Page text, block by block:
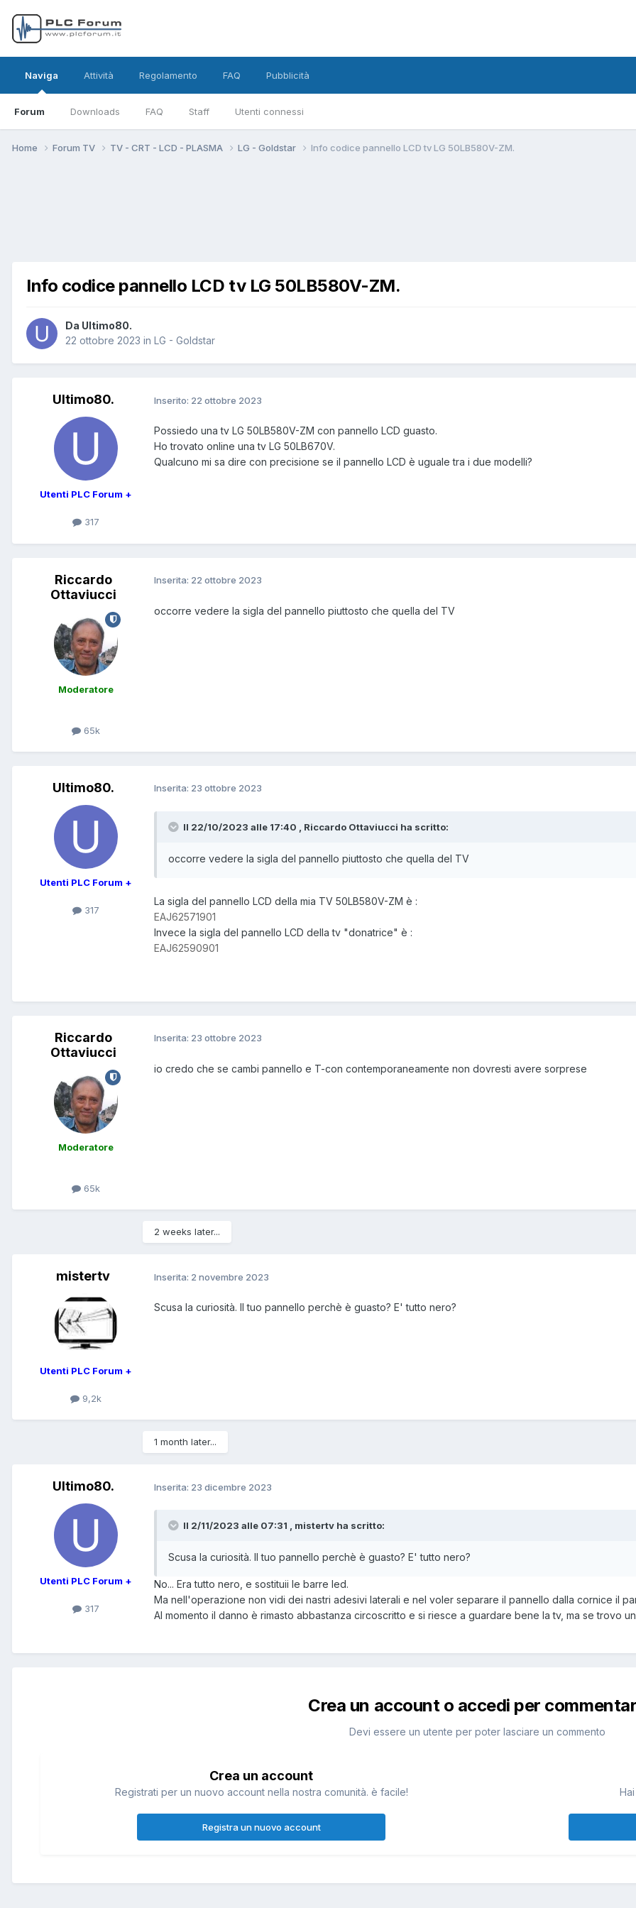
Naviga
Forum Downloads FAQ Staff Utenti connessi
Attività Regolamento FAQ Pubblicità
Home Forum TV TV - CRT - LCD - PLASMA LG - Goldstar Info codice pannello LCD tv LG 50LB580V-ZM.
Info codice pannello LCD tv LG 50LB580V-ZM.
Da Ultimo80.
22 ottobre 2023 in LG - Goldstar
Ultimo80.
Utenti PLC Forum +
317
Inserito: 22 ottobre 2023
Possiedo una tv LG 50LB580V-ZM con pannello LCD guasto.
Ho trovato online una tv LG 50LB670V.
Qualcuno mi sa dire con precisione se il pannello LCD è uguale tra i due modelli?
Riccardo
Ottaviucci
Moderatore
65k
Inserita: 22 ottobre 2023
occorre vedere la sigla del pannello piuttosto che quella del TV
Ultimo80.
Utenti PLC Forum +
317
Inserita: 23 ottobre 2023
Il 22/10/2023 alle 17:40 , Riccardo Ottaviucci ha scritto:
occorre vedere la sigla del pannello piuttosto che quella del TV
La sigla del pannello LCD della mia TV 50LB580V-ZM è :
EAJ62571901
Invece la sigla del pannello LCD della tv "donatrice" è :
EAJ62590901
Riccardo
Ottaviucci
Moderatore
65k
Inserita: 23 ottobre 2023
io credo che se cambi pannello e T-con contemporaneamente non dovresti avere sorprese
2 weeks later...
mistertv
Utenti PLC Forum +
9,2k
Inserita: 2 novembre 2023
Scusa la curiosità. Il tuo pannello perchè è guasto? E' tutto nero?
1 month later...
Ultimo80.
Utenti PLC Forum +
317
Inserita: 23 dicembre 2023
Il 2/11/2023 alle 07:31 , mistertv ha scritto:
Scusa la curiosità. Il tuo pannello perchè è guasto? E' tutto nero?
No... Era tutto nero, e sostituii le barre led.
Ma nell'operazione non vidi dei nastri adesivi laterali e nel voler separare il pannello dalla cornice il
Al momento il danno è rimasto abbastanza circoscritto e si riesce a guardare bene la tv, ma se trovo
Crea un account o accedi per
Devi essere un utente per poter lasciare un commento
Crea un account
Registrati per un nuovo account nella nostra comunità. è facile!
Registra un nuovo account